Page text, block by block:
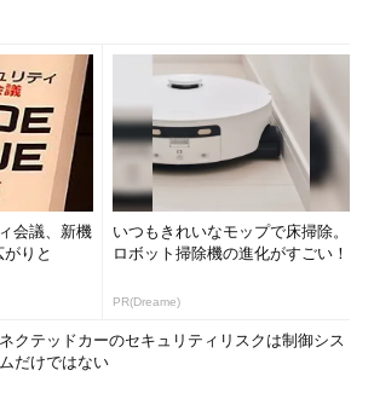
会議、新機
りと
いつもきれいなモップで床掃除。
ロボット掃除機の進化がすごい！
PR(Dreame)
クテッドカーのセキュリティリスクは制御シス
だけではない